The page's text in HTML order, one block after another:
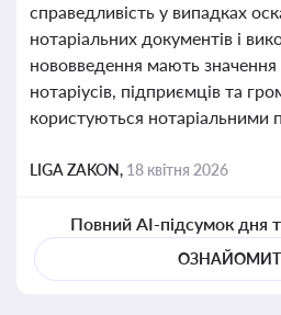
справедливість у випадках
нотаріальних документів і
нововведення мають значення
нотаріусів, підприємців та
користуються нотаріальними
LIGA ZAKON, 18 квітня 2026
Повний AI-підсумок дня